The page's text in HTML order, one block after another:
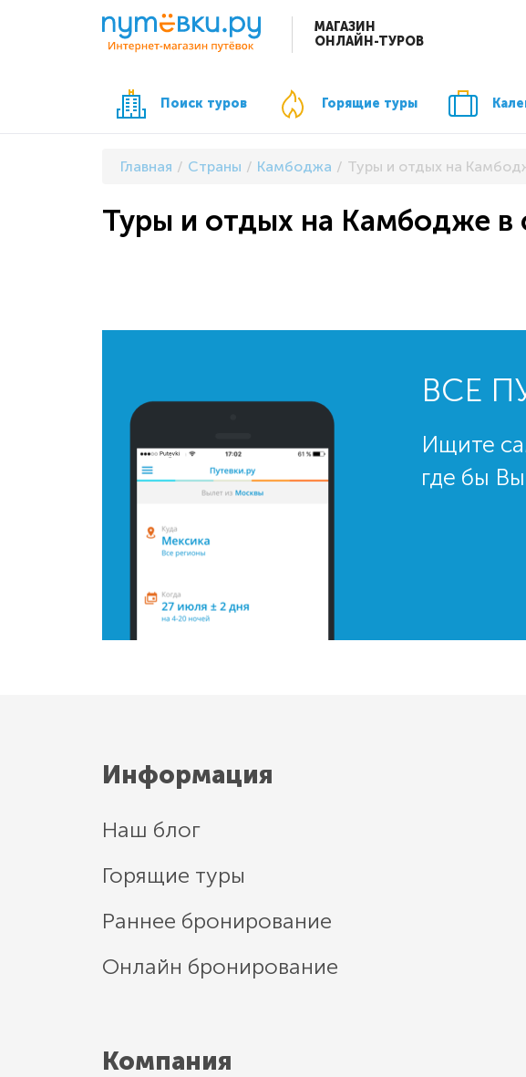
МАГАЗИН
ОНЛАЙН-ТУРОВ
Поиск туров Горящие туры
Главная Страны Камбоджа Туры и отдых на
Туры и отдых на Камбодже в
ВСЕ
Ищите
где бы
Информация
Наш блог
Горящие туры
Раннее бронирование
Онлайн бронирование
Компания